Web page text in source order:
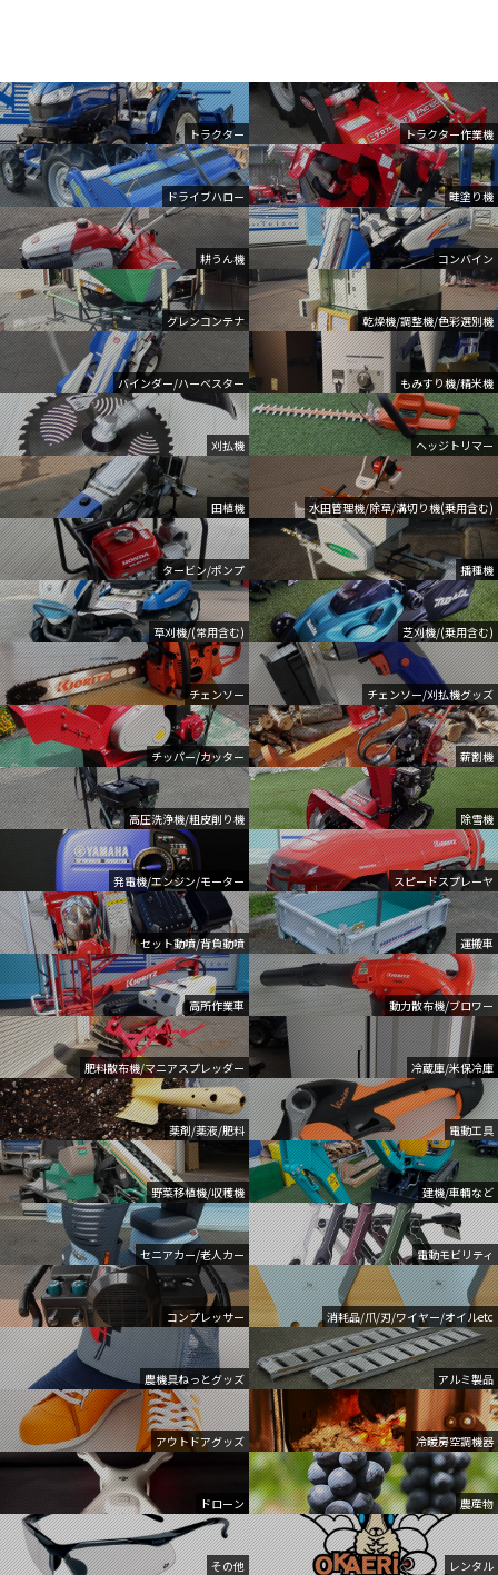
トラクター トラクター作業機
ドライブハロー 畦塗り機
耕うん機 コンバイン
グレンコンテナ 乾燥機/調整機/色彩選別機
バインダー/ハーベスター もみすり機/精米機
刈払機 ヘッジトリマー
田植機 水田管理機/除草/溝切り機(乗用含む)
タービン/ポンプ 播種機
草刈機/(常用含む) 芝刈機/(乗用含む)
チェンソー チェンソー/刈払機グッズ
チッパー/カッター 薪割機
高圧洗浄機/粗皮削り機 除雪機
発電機/エンジン/モーター スピードスプレーヤ
セット動噴/背負動噴 運搬車
高所作業車 動力散布機/ブロワー
肥料散布機/マニアスプレッダー 冷蔵庫/米保冷庫
薬剤/薬液/肥料 電動工具
野菜移植機/収穫機 建機/車輌など
セニアカー/老人カー 電動モビリティ
コンプレッサー 消耗品/爪/刃/ワイヤー/オイルetc
農機具ねっとグッズ アルミ製品
アウトドアグッズ 冷暖房空調機器
ドローン 農産物
その他 レンタル